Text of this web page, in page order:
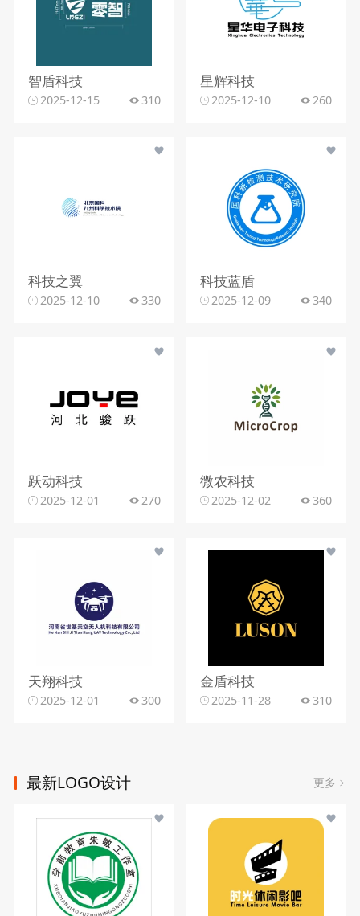
智盾科技
2025-12-15 310
星辉科技
2025-12-10 260
科技之翼
2025-12-10 330
科技蓝盾
2025-12-09 340
跃动科技
2025-12-01 270
微农科技
2025-12-02 360
天翔科技
2025-12-01 300
金盾科技
2025-11-28 310
最新LOGO设计 更多